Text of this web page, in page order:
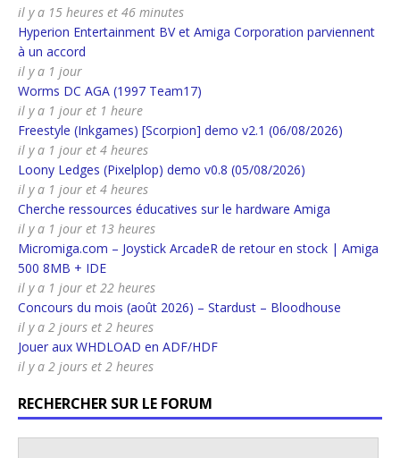
il y a 15 heures et 46 minutes
Hyperion Entertainment BV et Amiga Corporation parviennent
à un accord
il y a 1 jour
Worms DC AGA (1997 Team17)
il y a 1 jour et 1 heure
Freestyle (Inkgames) [Scorpion] demo v2.1 (06/08/2026)
il y a 1 jour et 4 heures
Loony Ledges (Pixelplop) demo v0.8 (05/08/2026)
il y a 1 jour et 4 heures
Cherche ressources éducatives sur le hardware Amiga
il y a 1 jour et 13 heures
Micromiga.com – Joystick ArcadeR de retour en stock | Amiga
500 8MB + IDE
il y a 1 jour et 22 heures
Concours du mois (août 2026) – Stardust – Bloodhouse
il y a 2 jours et 2 heures
Jouer aux WHDLOAD en ADF/HDF
il y a 2 jours et 2 heures
RECHERCHER SUR LE FORUM